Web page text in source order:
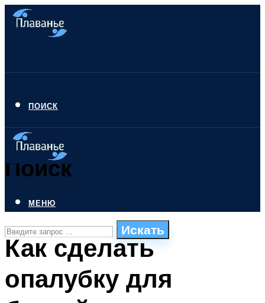
ПОИСК
Поиск
Искать
СТИЛИ ПЛАВАНЬЯ
ПЛАВАНЬЕ ДЛЯ ДЕТЕЙ
МЕНЮ
Как сделать
опалубку для